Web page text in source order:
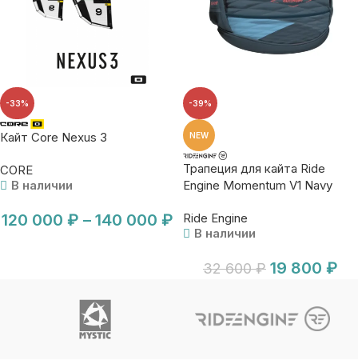
-33%
Кайт Core Nexus 3
CORE
В наличии
120 000 ₽ – 140 000 ₽
-39%
NEW
Трапеция для кайта Ride
Engine Momentum V1 Navy
Ride Engine
В наличии
32 600₽ 19 800 ₽